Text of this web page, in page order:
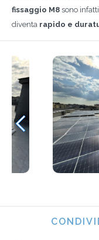
fissaggio M8 sono
diventa rapido e